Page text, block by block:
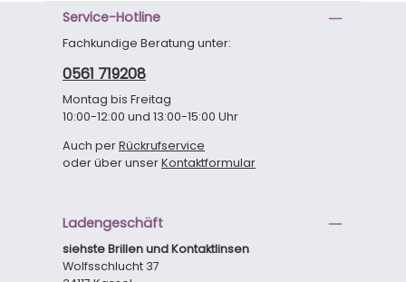
Service-Hotline
Fachkundige Beratung unter:
0561 719208
Montag bis Freitag
10:00-12:00 und 13:00-15:00 Uhr
Auch perRückrufservice
oder über unserKontaktformular
Ladengeschäft
siehste Brillen und Kontaktlinsen
Wolfsschlucht 37